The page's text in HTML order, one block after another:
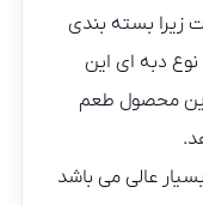
زیرا بسته بندی
دبه ای این
محصول طعم
عالی می باشد